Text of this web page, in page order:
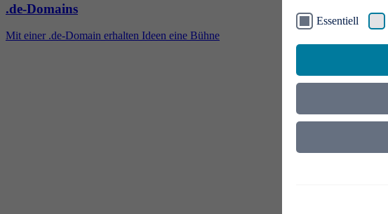
Essentiell
.de-Domains
Mit einer .de-Domain erhalten Ideen eine Bühne